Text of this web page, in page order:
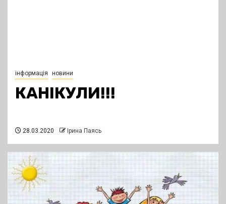
інформація новини
КАНІКУЛИ!!!
28.03.2020 Ірина Паясь